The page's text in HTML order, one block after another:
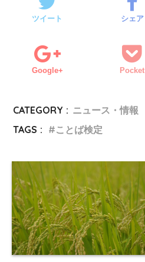
ツイート シェア
Google+ Pocket
CATEGORY : ニュース・情報
TAGS :
ことば検定